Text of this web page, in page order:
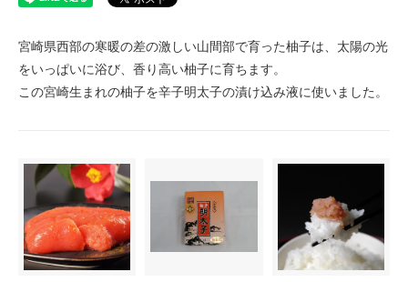
宮崎県西部の寒暖の差の激しい山間部で育った柚子は、太陽の光
をいっぱいに浴び、香り高い柚子に育ちます。
この宮崎生まれの柚子を辛子明太子の漬け込み液に使いました。